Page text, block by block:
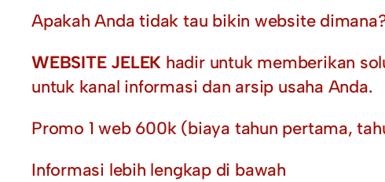
Apakah Anda tidak tau bikin website
WEBSITE JELEK hadir untuk memberikan
untuk kanal informasi dan arsip usaha Anda.
Promo 1 web 600k (biaya tahun pertama,
Informasi lebih lengkap di bawah